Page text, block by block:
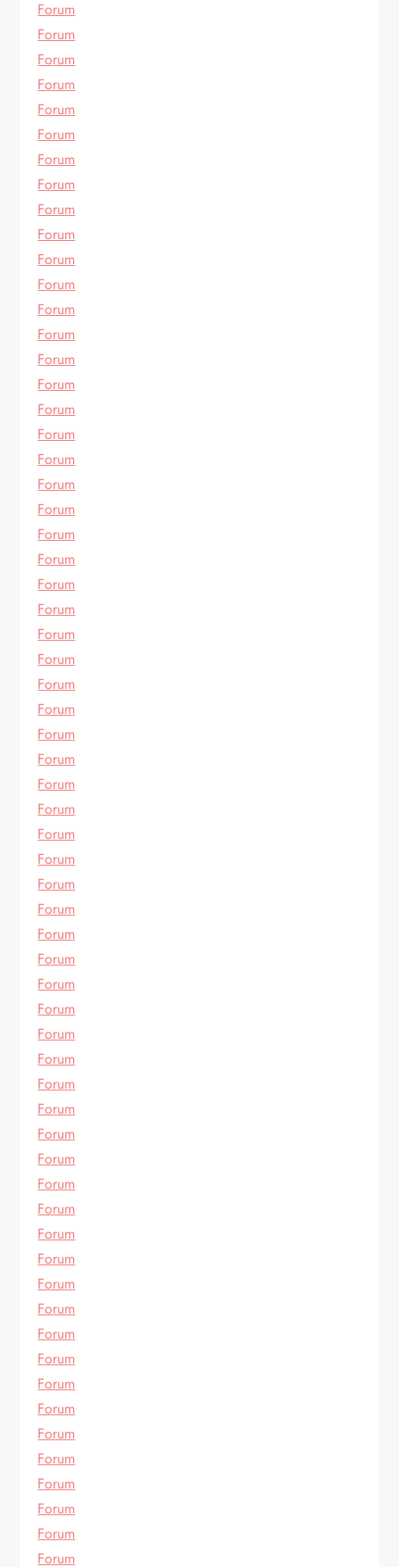
Forum
Forum
Forum
Forum
Forum
Forum
Forum
Forum
Forum
Forum
Forum
Forum
Forum
Forum
Forum
Forum
Forum
Forum
Forum
Forum
Forum
Forum
Forum
Forum
Forum
Forum
Forum
Forum
Forum
Forum
Forum
Forum
Forum
Forum
Forum
Forum
Forum
Forum
Forum
Forum
Forum
Forum
Forum
Forum
Forum
Forum
Forum
Forum
Forum
Forum
Forum
Forum
Forum
Forum
Forum
Forum
Forum
Forum
Forum
Forum
Forum
Forum
Forum